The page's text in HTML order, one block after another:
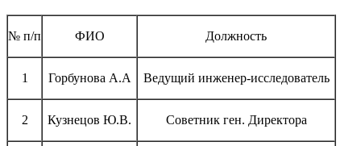
№ п/п ФИО Должность
1 Горбунова А.А Ведущий инженер-исследователь
2 Кузнецов Ю.В. Советник ген. Директора